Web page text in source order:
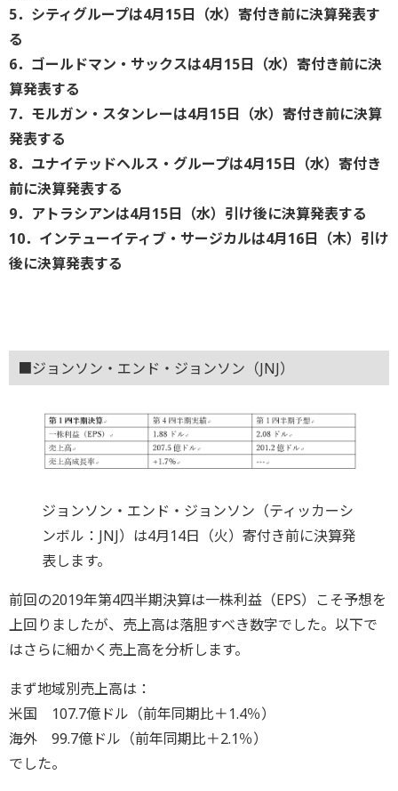
5．シティグループは4月15日（水）寄付き前に決算発表す
る
6．ゴールドマン・サックスは4月15日（水）寄付き前に決
算発表する
7．モルガン・スタンレーは4月15日（水）寄付き前に決算
発表する
8．ユナイテッドヘルス・グループは4月15日（水）寄付き
前に決算発表する
9．アトラシアンは4月15日（水）引け後に決算発表する
10．インテューイティブ・サージカルは4月16日（木）引け
後に決算発表する
■ジョンソン・エンド・ジョンソン（JNJ）
ジョンソン・エンド・ジョンソン（ティッカーシ
ンボル：JNJ）は4月14日（火）寄付き前に決算発
表します。
前回の2019年第4四半期決算は一株利益（EPS）こそ予想を
上回りましたが、売上高は落胆すべき数字でした。以下で
はさらに細かく売上高を分析します。
まず地域別売上高は：
米国 107.7億ドル（前年同期比＋1.4％）
海外 99.7億ドル（前年同期比＋2.1％）
でした。